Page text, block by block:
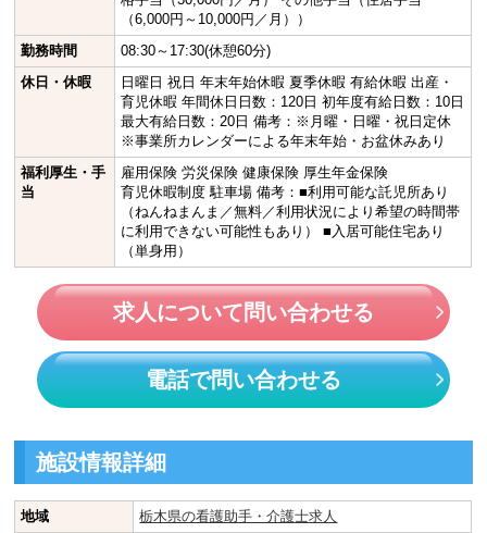
（6,000円～10,000円／月））
勤務時間
08:30～17:30(休憩60分)
休日・休暇
日曜日 祝日 年末年始休暇 夏季休暇 有給休暇 出産・
育児休暇 年間休日日数：120日 初年度有給日数：10日
最大有給日数：20日 備考：※月曜・日曜・祝日定休
※事業所カレンダーによる年末年始・お盆休みあり
福利厚生・手
当
雇用保険 労災保険 健康保険 厚生年金保険
育児休暇制度 駐車場 備考：■利用可能な託児所あり
（ねんねまんま／無料／利用状況により希望の時間帯
に利用できない可能性もあり） ■入居可能住宅あり
（単身用）
求人について問い合わせる
電話で問い合わせる
施設情報詳細
地域
栃木県の看護助手・介護士求人